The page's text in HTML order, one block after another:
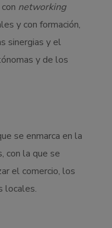
networking
y con formación,
sinergias y el
y de los
se enmarca en la
con la que se
el comercio, los
locales.